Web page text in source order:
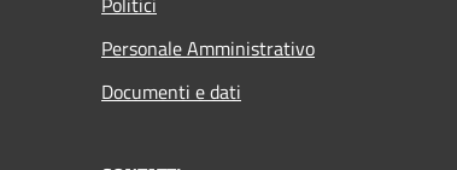
Personale Amministrativo
Documenti e dati